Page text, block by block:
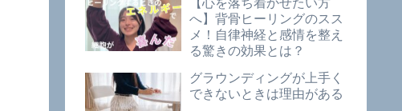
へ】背骨ヒーリングのスス
メ！自律神経と感情を整え
る驚きの効果とは？
グラウンディングが上手く
できないときは理由がある